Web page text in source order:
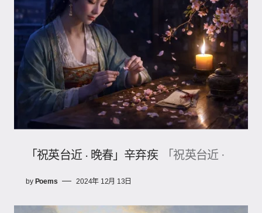
「祝英台近 · 晚春」辛弃疾 「祝英台近 ·
by Poems 2024年 12月 13日